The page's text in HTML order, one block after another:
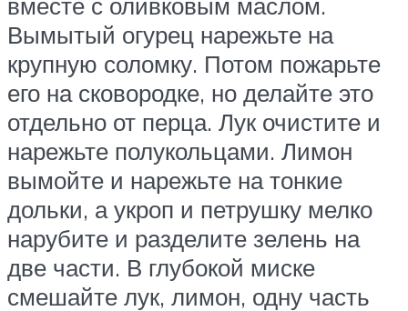
вместе с оливковым маслом.
Вымытый огурец нарежьте на
крупную соломку. Потом пожарьте
его на сковородке, но делайте это
отдельно от перца. Лук очистите и
нарежьте полукольцами. Лимон
вымойте и нарежьте на тонкие
дольки, а укроп и петрушку мелко
нарубите и разделите зелень на
две части. В глубокой миске
смешайте лук, лимон, одну часть